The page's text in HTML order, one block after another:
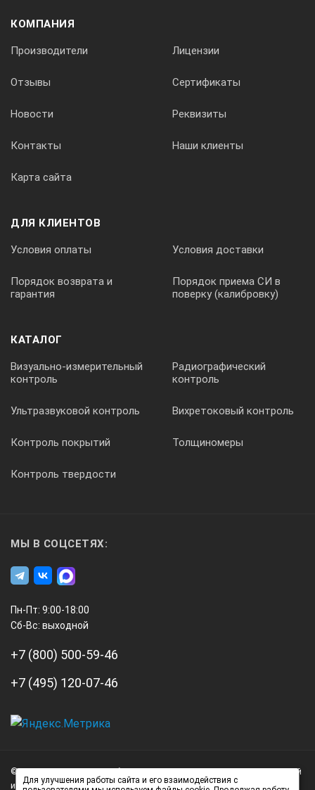
КОМПАНИЯ
Производители Лицензии
Отзывы Сертификаты
Новости Реквизиты
Контакты Наши клиенты
Карта сайта
ДЛЯ КЛИЕНТОВ
Условия оплаты Условия доставки
Порядок возврата и
гарантия
Порядок приема СИ в
поверку (калибровку)
КАТАЛОГ
Визуально-измерительный
контроль
Радиографический
контроль
Ультразвуковой контроль Вихретоковый контроль
Контроль покрытий Толщиномеры
Контроль твердости
МЫ В СОЦСЕТЯХ:
Пн-Пт: 9:00-18:00
Сб-Вс: выходной
+7 (800) 500-59-46
+7 (495) 120-07-46
Нагорный
© 2026 А3 Инжиниринг Обращаем Ваше внимание на то, что данный
интернет-сайт носит исключительно информационный характер и
Для улучшения работы сайта и его взаимодействия с